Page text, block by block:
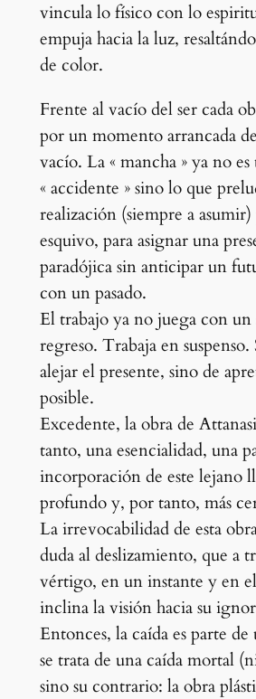
vincula lo físico con lo
empuja hacia la luz,
de color.
Frente al vacío del ser cada
por un momento arrancada
vacío. La « mancha » ya no es
« accidente » sino lo que
realización (siempre a
esquivo, para asignar una
paradójica sin anticipar un
con un pasado.
El trabajo ya no juega con un
regreso. Trabaja en
alejar el presente, sino de
posible.
Excedente, la obra de
tanto, una esencialidad, una
incorporación de este lejano
profundo y, por tanto, más
La irrevocabilidad de esta
duda al deslizamiento, que a
vértigo, en un instante y en
inclina la visión hacia su
Entonces, la caída es parte
se trata de una caída mortal
sino su contrario: la obra